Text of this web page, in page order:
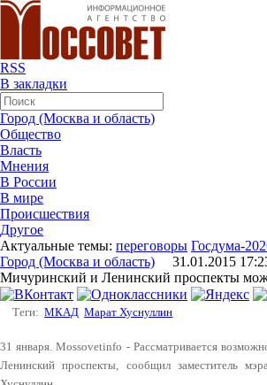
RSS
В закладки
Город (Москва и область)
Общество
Власть
Мнения
В России
В мире
Происшествия
Другое
Актуальные темы: переговоры Госдума-
Город (Москва и область) 31.01.2015
Мичуринский и Ленинский проспекты
Теги: МКАД Марат Хуснуллин
31 января. Mossovetinfo - Рассматривается
Ленинский проспекты, сообщил заместитель